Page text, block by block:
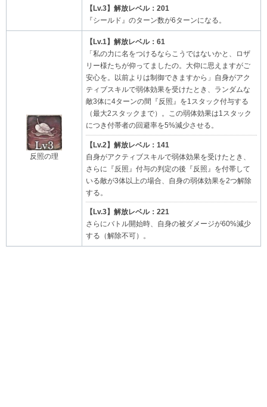
【Lv.3】解放レベル：201
『シールド』のターン数が6ターンになる。
反照の理
【Lv.1】解放レベル：61
「私の力に名をつけるならこうではないかと、ロザ
リー様たちが仰ってましたの。大仰に思えますがご
安心を。以前よりは制御できますから」自身がアク
ティブスキルで弱体効果を受けたとき、ランダムな
敵3体に4ターンの間『反照』を1スタック付与する
（最大2スタックまで）。この弱体効果は1スタック
につき付帯者の回避率を5%減少させる。
【Lv.2】解放レベル：141
自身がアクティブスキルで弱体効果を受けたとき、
さらに『反照』付与の判定の後『反照』を付帯して
いる敵が3体以上の場合、自身の弱体効果を2つ解除
する。
【Lv.3】解放レベル：221
さらにバトル開始時、自身の被ダメージが60%減少
する（解除不可）。